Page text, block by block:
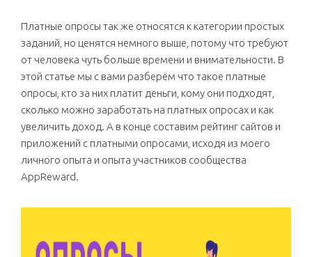
Платные опросы так же относятся к категории простых
заданий, но ценятся немного выше, потому что требуют
от человека чуть больше времени и внимательности. В
этой статье мы с вами разберём что такое платные
опросы, кто за них платит деньги, кому они подходят,
сколько можно заработать на платных опросах и как
увеличить доход. А в конце составим рейтинг сайтов и
приложений с платными опросами, исходя из моего
личного опыта и опыта участников сообщества
AppReward.